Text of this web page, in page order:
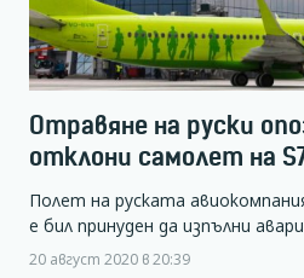
Отравяне на руски
отклони самолет на
Полет на руската
е бил принуден да изпълни
20 август 2020 в 20:39